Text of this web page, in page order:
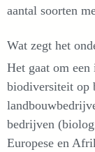
aantal soorten
Wat zegt het
Het gaat om een
biodiversiteit op
bedrijven
Europese en